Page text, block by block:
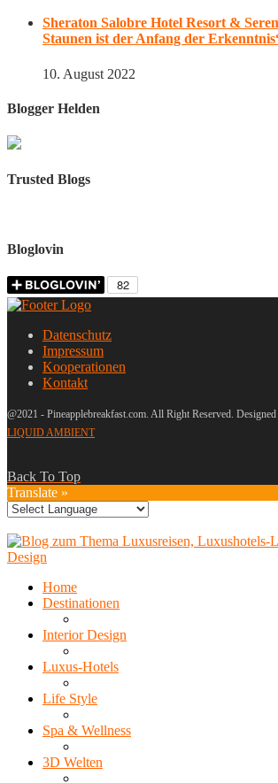
Sheraton Salobre Hotel Resort &
Staunen ist der Anfang der
10. August 2022
Blogger Helden
Trusted Blogs
Bloglovin
Datenschutz
Impressum
Kooperationen
Kontakt
@2021 - Pineapplebreakfast.com. All Right Reserved.
LIQUID AMBIENT
Back To Top
Translate »
Home
Destinationen
Interior Design
Luxus-Hotels
Life Style
Spa & Wellness
3D Welten